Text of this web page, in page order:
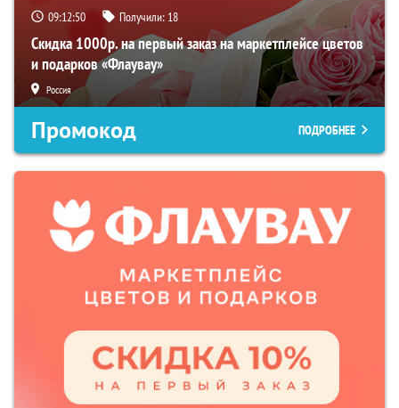
09:12:49 Получили: 18
Скидка 1000р. на первый заказ на маркетплейсе цветов
и подарков «Флаувау»
Россия
Промокод ПОДРОБНЕЕ